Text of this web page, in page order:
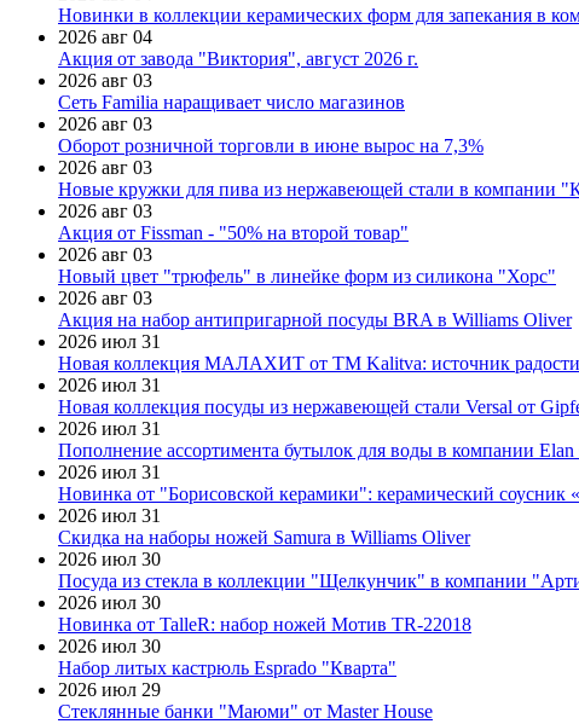
Новинки в коллекции керамических форм для запекания в
2026 авг 04
Акция от завода "Виктория", август 2026 г.
2026 авг 03
Сеть Familia наращивает число магазинов
2026 авг 03
Оборот розничной торговли в июне вырос на 7,3%
2026 авг 03
Новые кружки для пива из нержавеющей стали в компании
2026 авг 03
Акция от Fissman - "50% на второй товар"
2026 авг 03
Новый цвет "трюфель" в линейке форм из силикона "Хорс"
2026 авг 03
Акция на набор антипригарной посуды BRA в Williams Oliver
2026 июл 31
Новая коллекция МАЛАХИТ от ТМ Kalitva: источник радости
2026 июл 31
Новая коллекция посуды из нержавеющей стали Versal от
2026 июл 31
Пополнение ассортимента бутылок для воды в компании Elan
2026 июл 31
Новинка от "Борисовской керамики": керамический соусник
2026 июл 31
Скидка на наборы ножей Samura в Williams Oliver
2026 июл 30
Посуда из стекла в коллекции "Щелкунчик" в компании
2026 июл 30
Новинка от TalleR: набор ножей Мотив TR-22018
2026 июл 30
Набор литых кастрюль Esprado "Кварта"
2026 июл 29
Стеклянные банки "Маюми" от Master House